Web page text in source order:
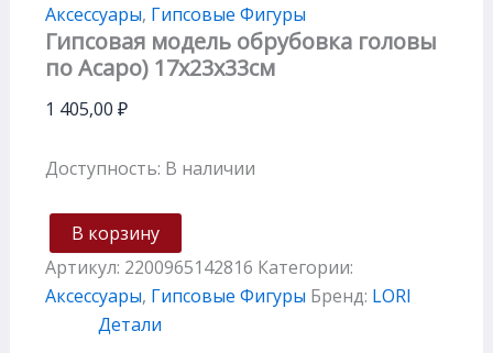
Аксессуары, Гипсовые Фигуры
Гипсовая модель обрубовка головы
по Асаро) 17х23х33см
1 405,00 ₽
Доступность: В наличии
В корзину
Артикул: 2200965142816 Категории:
Аксессуары, Гипсовые Фигуры Бренд: LORI
Детали